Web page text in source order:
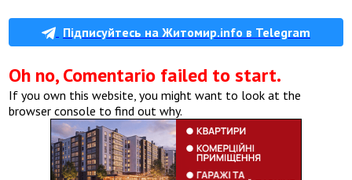
Підписуйтесь на Житомир.info в Telegram
Oh no, Comentario failed to start.
If you own this website, you might want to look at the
browser console to find out why.